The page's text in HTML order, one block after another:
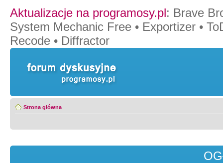
Aktualizacje na programosy.pl: Brave
System Mechanic Free • Exportizer •
Recode • Diffractor
Strona główna